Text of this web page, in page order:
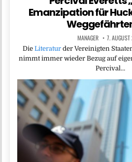
Emanzipation für
MANAGER 7.
Die Literaturder Vereinigten
nimmt immer wieder Bezug auf
Percival…